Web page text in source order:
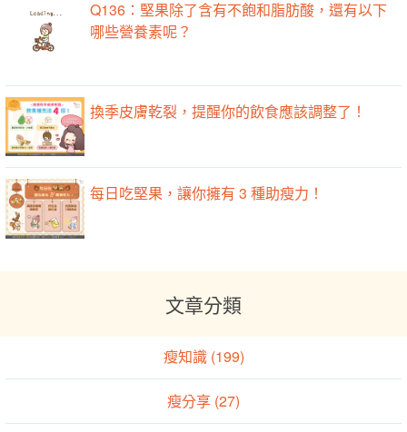
Q136：堅果除了含有不飽和脂肪酸，還有以下
哪些營養素呢？
換季皮膚乾裂，提醒你的飲食應該調整了！
每日吃堅果，讓你擁有 3 種助瘦力！
文章分類
瘦知識 (199)
瘦分享 (27)